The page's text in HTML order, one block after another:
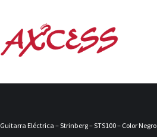
Guitarra Eléctrica – Strinberg – STS100 – Color Negro